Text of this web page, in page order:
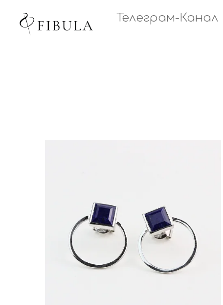
Телеграм-Канал